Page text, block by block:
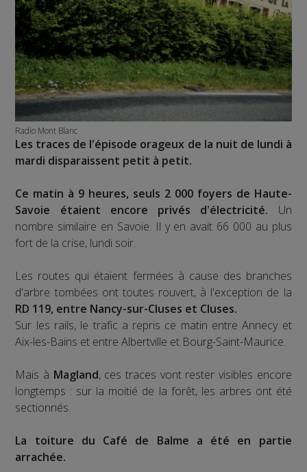
Radio Mont Blanc
Les traces de l'épisode orageux de la nuit de lundi à
mardi disparaissent petit à petit.
Ce matin à 9 heures, seuls 2 000 foyers de Haute-
Savoie étaient encore privés d'électricité. Un
nombre similaire en Savoie. Il y en avait 66 000 au plus
fort de la crise, lundi soir.
Les routes qui étaient fermées à cause des branches
d'arbre tombées ont toutes rouvert, à l'exception de la
RD 119, entre Nancy-sur-Cluses et Cluses.
Sur les rails, le trafic a repris ce matin entre Annecy et
Aix-les-Bains et entre Albertville et Bourg-Saint-Maurice.
Mais à Magland, ces traces vont rester visibles encore
longtemps : sur la moitié de la forêt, les arbres ont été
sectionnés.
La toiture du Café de Balme a été en partie
arrachée.